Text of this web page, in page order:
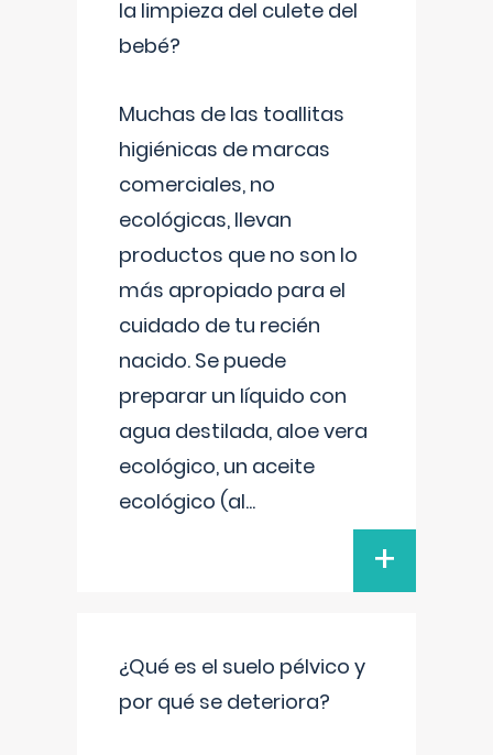
la limpieza del culete del
bebé?
Muchas de las toallitas
higiénicas de marcas
comerciales, no
ecológicas, llevan
productos que no son lo
más apropiado para el
cuidado de tu recién
nacido. Se puede
preparar un líquido con
agua destilada, aloe vera
ecológico, un aceite
ecológico (al...
+
¿Qué es el suelo pélvico y
por qué se deteriora?